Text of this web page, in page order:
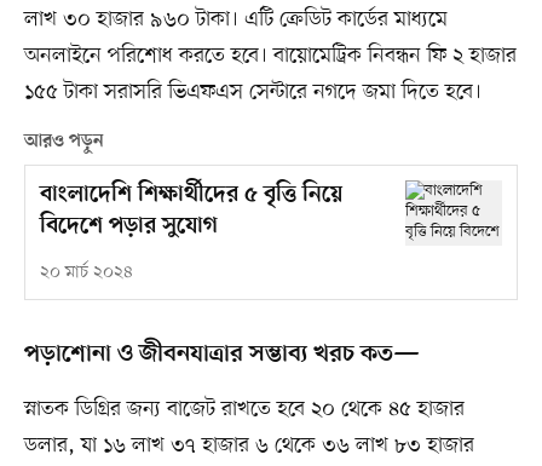
লাখ ৩০ হাজার ৯৬০ টাকা। এটি ক্রেডিট কার্ডের মাধ্যমে
অনলাইনে পরিশোধ করতে হবে। বায়োমেট্রিক নিবন্ধন ফি ২ হাজার
১৫৫ টাকা সরাসরি ভিএফএস সেন্টারে নগদে জমা দিতে হবে।
আরও পড়ুন
বাংলাদেশি শিক্ষার্থীদের ৫ বৃত্তি নিয়ে
বিদেশে পড়ার সুযোগ
২০ মার্চ ২০২৪
পড়াশোনা ও জীবনযাত্রার সম্ভাব্য খরচ কত—
স্নাতক ডিগ্রির জন্য বাজেট রাখতে হবে ২০ থেকে ৪৫ হাজার
ডলার, যা ১৬ লাখ ৩৭ হাজার ৬ থেকে ৩৬ লাখ ৮৩ হাজার